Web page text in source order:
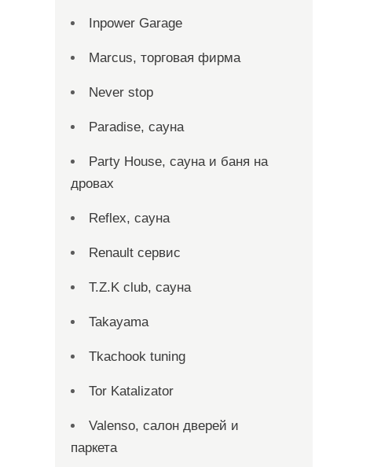
Inpower Garage
Marcus, торговая фирма
Never stop
Paradise, сауна
Party House, сауна и баня на
дровах
Reflex, сауна
Renault сервис
T.Z.K club, сауна
Takayama
Tkachook tuning
Tor Katalizator
Valenso, салон дверей и
паркета